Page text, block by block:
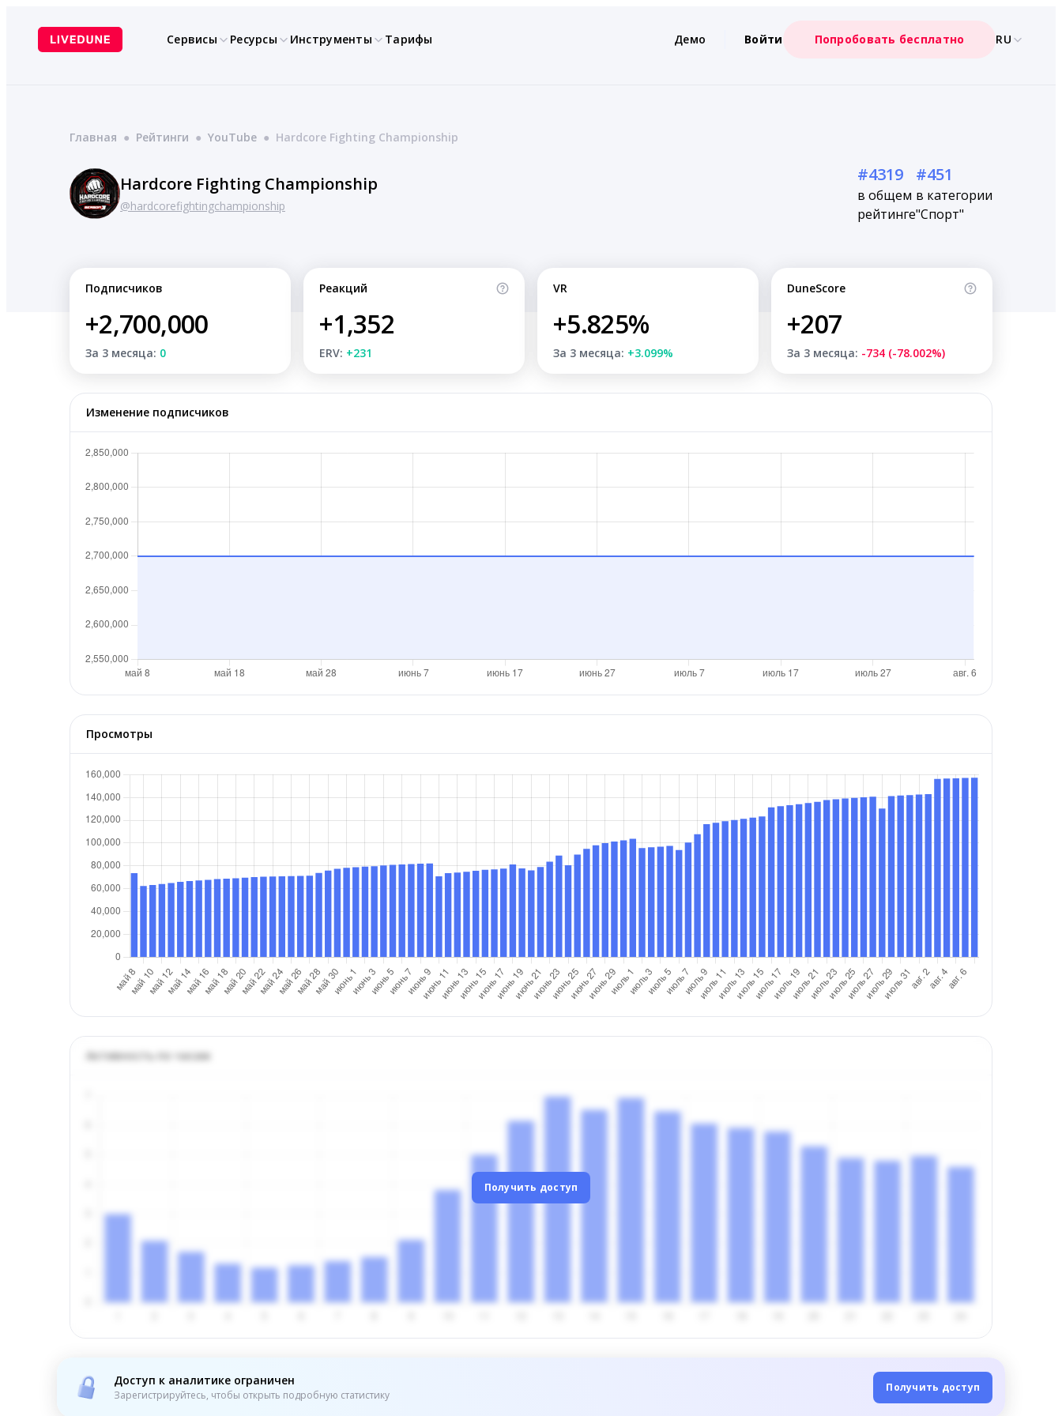
содержимому
Сервисы Ресурсы Инструменты Тарифы Демо Войти Попробовать бесплатно RU
Главная ● Рейтинги ● YouTube ● Hardcore Fighting Championship
Hardcore Fighting Championship
@hardcorefightingchampionship
#4319
в общем
рейтинге
#451
в категории
"Спорт"
Подписчиков
+2,700,000
За 3 месяца: 0
Реакций
+1,352
ERV: +231
VR
+5.825%
За 3 месяца: +3.099%
DuneScore
+207
За 3 месяца: -734 (-78.002%)
Изменение подписчиков
Просмотры
Активность по часам
Получить доступ
Доступ к аналитике ограничен
Зарегистрируйтесь, чтобы открыть подробную статистику
Получить доступ